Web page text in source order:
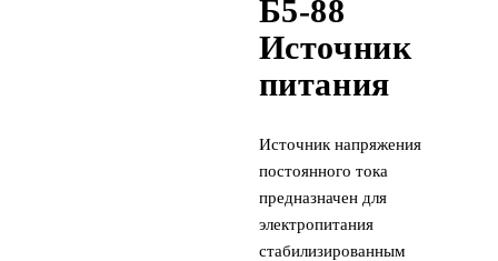
Б5-88
Источник
питания
Источник напряжения
постоянного тока
предназначен для
электропитания
стабилизированным